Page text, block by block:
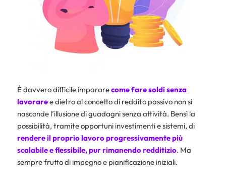
È davvero difficile impararecome fare soldi senza
lavoraree dietro al concetto di reddito passivo non si
nasconde l’illusione di guadagni senza attività. Bensì la
possibilità, tramite opportuni investimenti e sistemi, di
rendere il proprio lavoro progressivamente più
scalabile e flessibile, pur rimanendo redditizio. Ma
sempre frutto di impegno e pianificazione iniziali.